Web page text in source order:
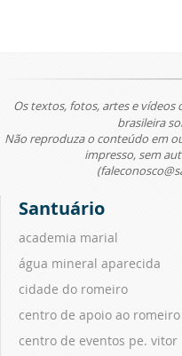
Os textos, fotos, artes e vídeos
brasileira
Não reproduza o conteúdo em
impresso, sem
Santuário
academia marial
água mineral aparecida
cidade do romeiro
centro de apoio ao romeiro
centro de eventos pe. vitor